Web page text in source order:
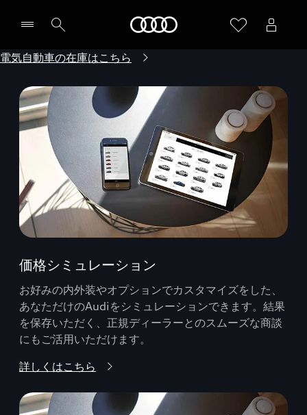
電気自動車の在庫はこちら
価格シミュレーション
お好みの内外装やオプションでカスタマイズをした、
あなただけのAudiをシミュレーションできます。結果
を保存いただく、正規ディーラーとのスムーズな商談
にもご活用いただけます。
詳しくはこちら